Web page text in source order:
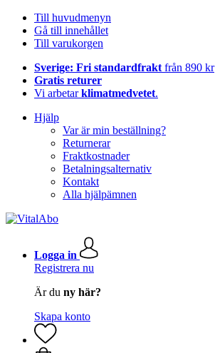
Till huvudmenyn
Gå till innehållet
Till varukorgen
Sverige: Fri standardfrakt från 890 kr
Gratis returer
Vi arbetarklimatmedvetet.
Hjälp
Var är min beställning?
Returnerar
Fraktkostnader
Betalningsalternativ
Kontakt
Alla hjälpämnen
Logga in
Registrera nu
Är du ny här?
Skapa konto